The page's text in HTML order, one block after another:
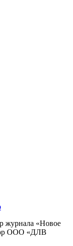
журнала «Новое
OOO «ДЛВ